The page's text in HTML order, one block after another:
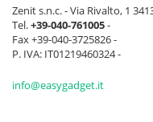
Zenit s.n.c. - Via Rivalto, 1
Tel.+39-040-761005-
Fax +39-040-3725826 -
P. IVA: IT01219460324 -
info@easygadget.it